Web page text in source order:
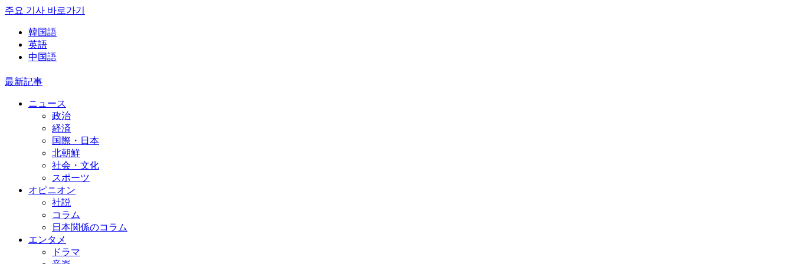
주요 기사 바로가기
韓国語
英語
中国語
最新記事
ニュース
政治
経済
国際・日本
北朝鮮
社会・文化
スポーツ
オピニオン
社説
コラム
日本関係のコラム
エンタメ
ドラマ